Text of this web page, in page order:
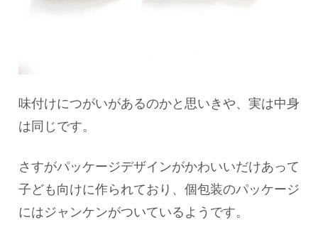
味付けにつがいがあるのかと思いきや、実は中身
は同じです。
さすがパッケージデザインがかわいいだけあって
子ども向けに作られており、個包装のパッケージ
にはジャンケンがついているようです。